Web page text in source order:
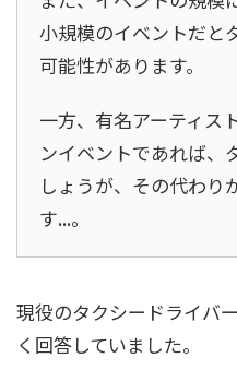
小規模のイベントだと
可能性があります。
一方、有名アーティス
ンイベントであれば、
しょうが、その代わり
す...。
現役のタクシードライバ
く回答していました。